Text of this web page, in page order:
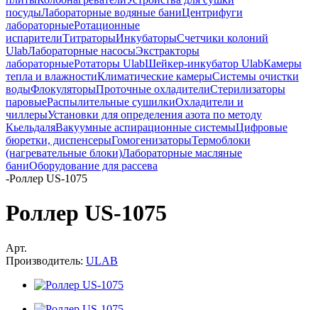
посудыЛабораторные водяные баниЦентрифуги
лабораторныеРотационные
испарителиТитраторыИнкубаторыСчетчики колоний
UlabЛабораторные насосыЭкстракторы
лабораторныеРотаторы UlabШейкер-инкубатор UlabКамеры
тепла и влажностиКлиматические камерыСистемы очистки
водыФлокуляторыПроточные охладителиСтерилизаторы
паровыеРаспылительные сушилкиОхладители и
чиллерыУстановки для определения азота по методу
КьельдаляВакуумные аспирационные системыЦифровые
бюретки, диспенсерыГомогенизаторыТермоблоки
(нагревательные блоки)Лабораторные масляные
баниОборудование для рассева
-Роллер US-1075
Роллер US-1075
Арт.
Производитель: ULAB